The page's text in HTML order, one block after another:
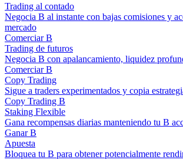
Trading al contado
Negocia B al instante con bajas comisiones y
mercado
Comerciar B
Trading de futuros
Negocia B con apalancamiento, liquidez
Comerciar B
Copy Trading
Sigue a traders experimentados y copia
Copy Trading B
Staking Flexible
Gana recompensas diarias manteniendo tu B
Ganar B
Apuesta
Bloquea tu B para obtener potencialmente